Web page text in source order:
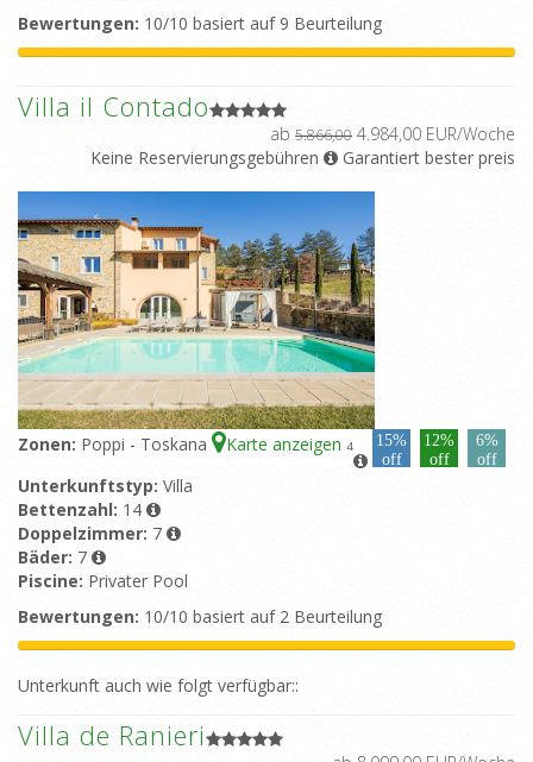
Bewertungen: 10/10 basiert auf 9 Beurteilung
Villa il Contado
ab 5.866,00 4.984,00 EUR/Woche
Keine Reservierungsgebühren
Garantiert bester preis
Zonen: Poppi - Toskana Karte anzeigen 4
15%
off
12%
off
6%
off
Unterkunftstyp: Villa
Bettenzahl: 14
Doppelzimmer: 7
Bäder: 7
Piscine: Privater Pool
Bewertungen: 10/10 basiert auf 2 Beurteilung
Unterkunft auch wie folgt verfügbar::
Villa de Ranieri